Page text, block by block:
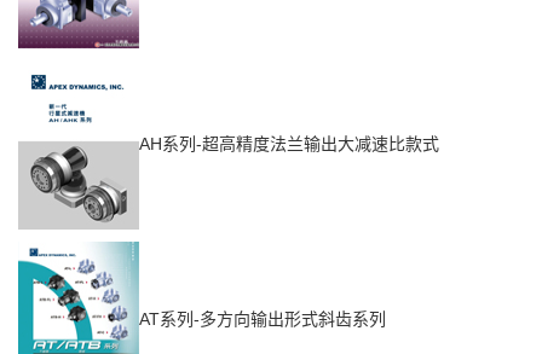
AH系列-超高精度法兰输出大减速比款式
AT系列-多方向输出形式斜齿系列